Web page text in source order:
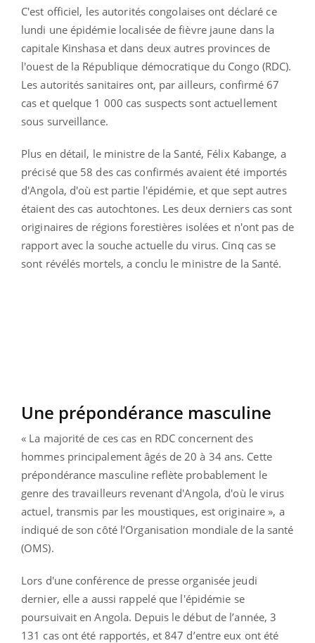
C'est officiel, les autorités congolaises ont déclaré ce
lundi une épidémie localisée de fièvre jaune dans la
capitale Kinshasa et dans deux autres provinces de
l'ouest de la République démocratique du Congo (RDC).
Les autorités sanitaires ont, par ailleurs, confirmé 67
cas et quelque 1 000 cas suspects sont actuellement
sous surveillance.
Plus en détail, le ministre de la Santé, Félix Kabange, a
précisé que 58 des cas confirmés avaient été importés
d'Angola, d'où est partie l'épidémie, et que sept autres
étaient des cas autochtones. Les deux derniers cas sont
originaires de régions forestières isolées et n'ont pas de
rapport avec la souche actuelle du virus. Cinq cas se
sont révélés mortels, a conclu le ministre de la Santé.
Une prépondérance masculine
« La majorité de ces cas en RDC concernent des
hommes principalement âgés de 20 à 34 ans. Cette
prépondérance masculine reflète probablement le
genre des travailleurs revenant d'Angola, d'où le virus
actuel, transmis par les moustiques, est originaire », a
indiqué de son côté l’Organisation mondiale de la santé
(OMS).
Lors d'une conférence de presse organisée jeudi
dernier, elle a aussi rappelé que l'épidémie se
poursuivait en Angola. Depuis le début de l’année, 3
131 cas ont été rapportés, et 847 d’entre eux ont été